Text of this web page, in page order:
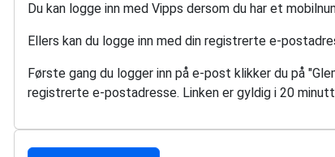
Du kan logge inn med Vipps dersom du har et
Ellers kan du logge inn med din registrerte e-
Første gang du logger inn på e-post klikker du på
registrerte e-postadresse. Linken er gyldig i 20